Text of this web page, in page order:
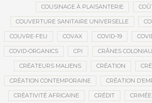
COUSINAGE À PLAISANTERIE
COUVERTURE SANITAIRE UNIVERSELLE
COUVRE-FEU COVAX COVID-19
COVID-ORGANICS CPI CRÂNES
CRÉATEURS MALIENS CRÉATION
CRÉATION CONTEMPORAINE CRÉATION
CRÉATIVITÉ AFRICAINE CRÉDIT CRIMÉE